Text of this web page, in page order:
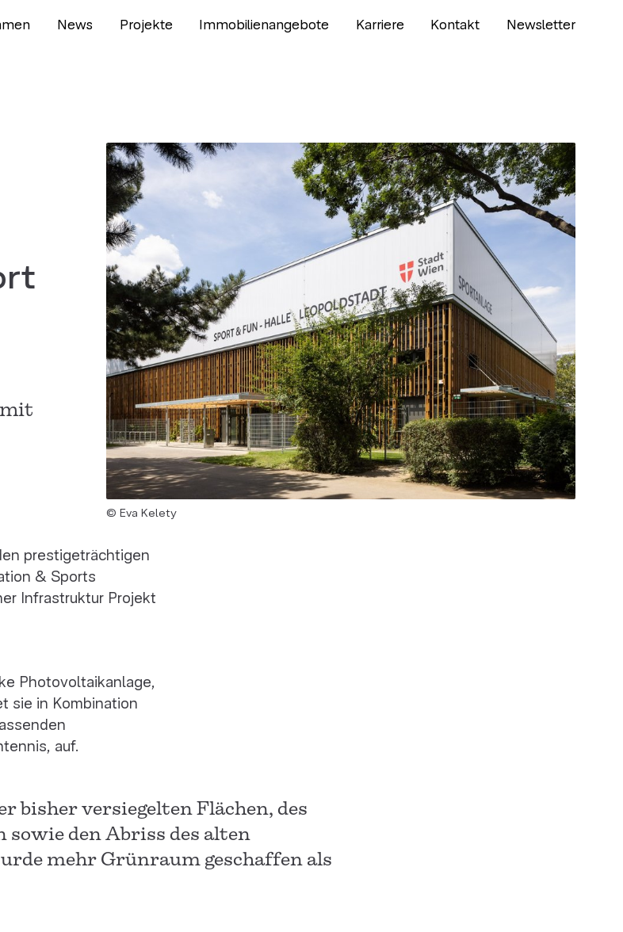
News Projekte Immobilienangebote Karriere Kontakt Newsletter
mit
© Eva Kelety
prestigeträchtigen
& Sports
Infrastruktur Projekt
Photovoltaikanlage,
sie in Kombination
auf.
bisher versiegelten Flächen, des
sowie den Abriss des alten
mehr Grünraum geschaffen als